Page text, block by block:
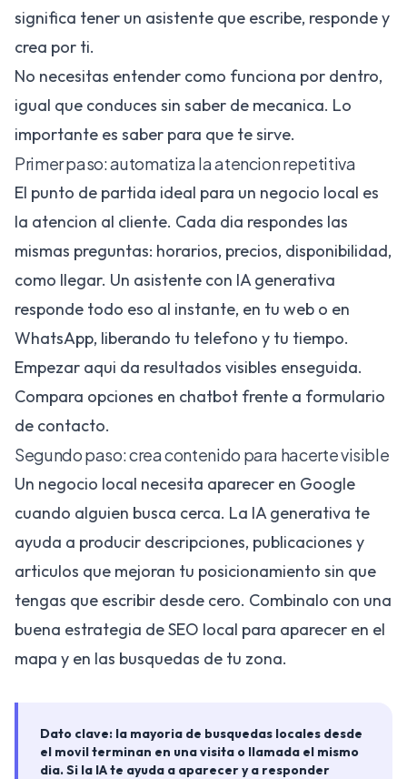
significa tener un asistente que escribe, responde y
crea por ti.
No necesitas entender como funciona por dentro,
igual que conduces sin saber de mecanica. Lo
importante es saber para que te sirve.
Primer paso: automatiza la atencion repetitiva
El punto de partida ideal para un negocio local es
la atencion al cliente. Cada dia respondes las
mismas preguntas: horarios, precios, disponibilidad,
como llegar. Un asistente con IA generativa
responde todo eso al instante, en tu web o en
WhatsApp, liberando tu telefono y tu tiempo.
Empezar aqui da resultados visibles enseguida.
Compara opciones en chatbot frente a formulario
de contacto.
Segundo paso: crea contenido para hacerte visible
Un negocio local necesita aparecer en Google
cuando alguien busca cerca. La IA generativa te
ayuda a producir descripciones, publicaciones y
articulos que mejoran tu posicionamiento sin que
tengas que escribir desde cero. Combinalo con una
buena estrategia deSEO local para aparecer en el
mapa y en las busquedas de tu zona.
Dato clave: la mayoria de busquedas locales desde
el movil terminan en una visita o llamada el mismo
dia. Si la IA te ayuda a aparecer y a responder